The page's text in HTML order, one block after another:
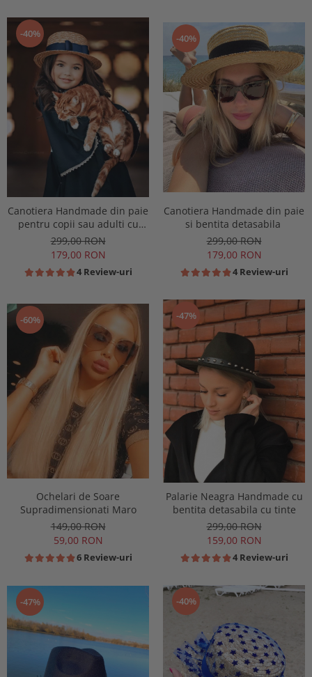
-40%
Canotiera Handmade din paie
pentru copii sau adulti cu
Borul cel mai mic
299,00 RON
179,00 RON
4 Review-uri
-40%
Canotiera Handmade din paie
si bentita detasabila
299,00 RON
179,00 RON
4 Review-uri
-60%
Ochelari de Soare
Supradimensionati Maro
149,00 RON
59,00 RON
6 Review-uri
-47%
Palarie Neagra Handmade cu
bentita detasabila cu tinte
299,00 RON
159,00 RON
4 Review-uri
-47% -40%